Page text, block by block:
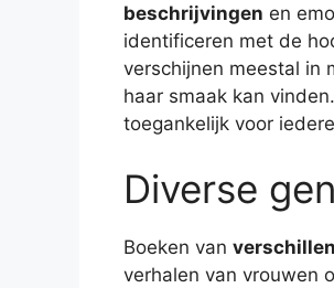
beschrijvingen en
identificeren met de
verschijnen meestal in
haar smaak kan
toegankelijk voor
Diverse
Boeken van
verhalen van vrouwen